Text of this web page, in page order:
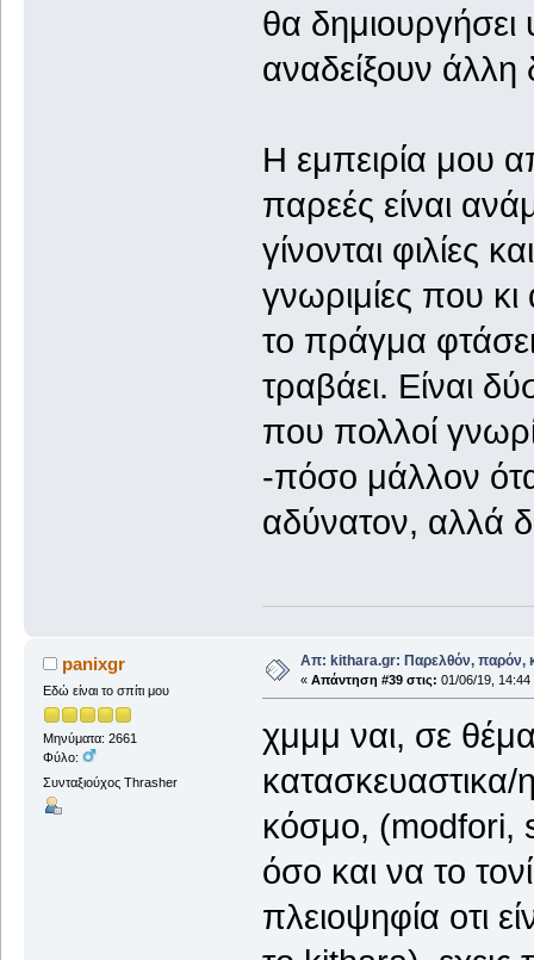
θα
αναδείξουν άλλη
Η εμπειρία μου
παρεές είναι
γίνονται φιλίες
γνωριμίες που κι
το πράγμα
τραβάει. Είναι
που πολλοί
-πόσο μάλλον
αδύνατον, αλλά
panixgr
Εδώ είναι το σπίτι μου
Μηνύματα: 2661
Φύλο:
Συνταξιούχος Thrasher
Απ: kithara.gr: Παρελθόν, παρόν,
« Απάντηση #39 στις: 01/06/19, 14:44
χμμμ ναι, σε
κόσμο, (modfori,
όσο και να το
πλειοψηφία οτι